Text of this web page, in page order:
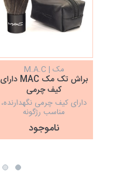
مک | M.A.C
براش تک مک MAC دارای
کیف چرمی
دارای کیف چرمی نگهدارنده،
مناسب رژگونه
ناموجود